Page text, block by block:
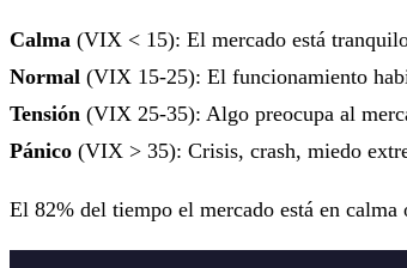
Calma (VIX < 15): El mercado está
Normal (VIX 15-25): El funcionamiento
Tensión (VIX 25-35): Algo preocupa al
Pánico (VIX > 35): Crisis, crash, miedo
El 82% del tiempo el mercado está en